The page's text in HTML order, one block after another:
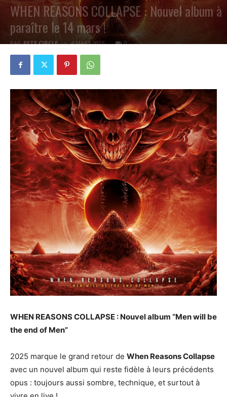
WHEN REASONS COLLAPSE : Nouvel album à
paraître le 14 mars !
PAR PETE CIRCLE 4 MARS 2025 0
WHEN REASONS COLLAPSE : Nouvel album “Men will be
the end of Men”
2025 marque le grand retour de When Reasons Collapse
avec un nouvel album qui reste fidèle à leurs précédents
opus : toujours aussi sombre, technique, et surtout à